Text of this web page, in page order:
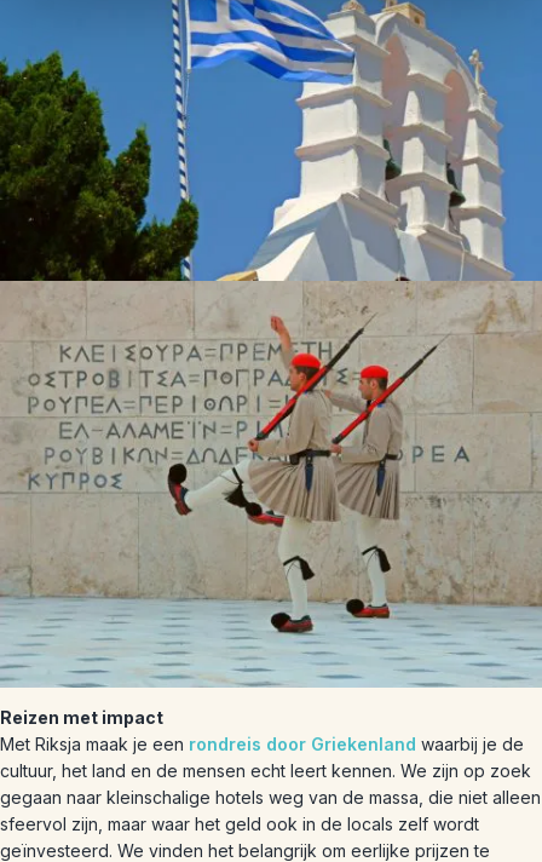
Reizen met impact
Met Riksja maak je een rondreis door Griekenland waarbij je de
cultuur, het land en de mensen echt leert kennen. We zijn op zoek
gegaan naar kleinschalige hotels weg van de massa, die niet alleen
sfeervol zijn, maar waar het geld ook in de locals zelf wordt
geïnvesteerd. We vinden het belangrijk om eerlijke prijzen te